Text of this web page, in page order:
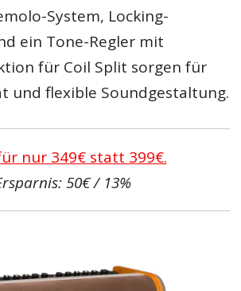
System, Locking-
ein Tone-Regler mit
für Coil Split sorgen für
und flexible Soundgestaltung.
nur 349€ statt 399€.
50€ / 13%